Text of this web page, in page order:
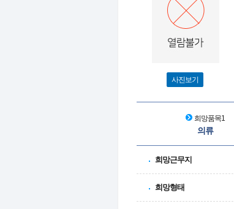
사진보기
희망품목1
의류
희망근무지
희망형태